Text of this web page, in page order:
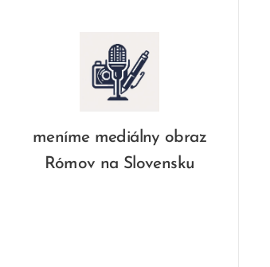
meníme mediálny obraz
Rómov na Slovensku